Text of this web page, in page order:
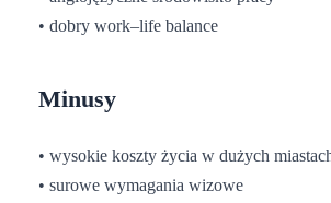
• dobry work–life balance
Minusy
• wysokie koszty życia w dużych
• surowe wymagania wizowe